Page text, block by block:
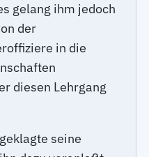
gelang ihm jedoch
der
in die
diesen Lehrgang
seine